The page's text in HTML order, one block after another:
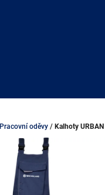
Pracovní oděvy / Kalhoty URBAN